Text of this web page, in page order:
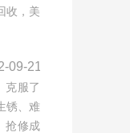
收，美
09-21
克服了
锈、难
抢修成